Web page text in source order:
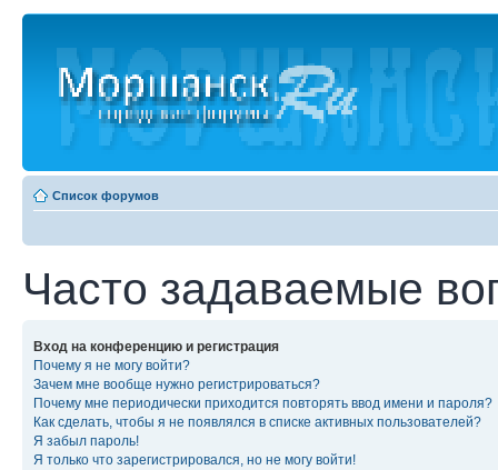
Список форумов
Часто задаваемые
Вход на конференцию и регистрация
Почему я не могу войти?
Зачем мне вообще нужно регистрироваться?
Почему мне периодически приходится повторять ввод имени и пароля?
Как сделать, чтобы я не появлялся в списке активных пользователей?
Я забыл пароль!
Я только что зарегистрировался, но не могу войти!